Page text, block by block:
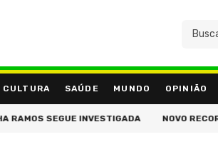
CULTURA SAÚDE MUNDO OPINIÃO
INVESTIGADA NOVO RECORDE: